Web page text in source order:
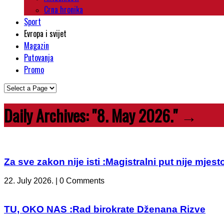
Crna hronika
Sport
Evropa i svijet
Magazin
Putovanja
Promo
Daily Archives:"8. May 2026."→
Za sve zakon nije isti :Magistralni put nije
22. July 2026. | 0 Comments
TU, OKO NAS :Rad birokrate Dženana Rizve